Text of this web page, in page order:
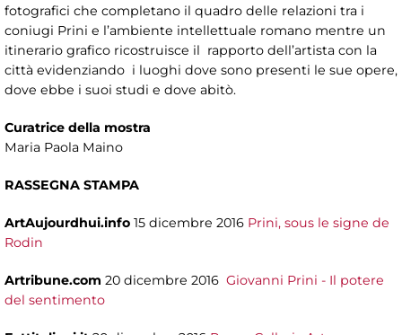
fotografici che completano il quadro delle relazioni tra i
coniugi Prini e l’ambiente intellettuale romano mentre un
itinerario grafico ricostruisce il rapporto dell’artista con la
città evidenziando i luoghi dove sono presenti le sue opere,
dove ebbe i suoi studi e dove abitò.
Curatrice della mostra
Maria Paola Maino
RASSEGNA STAMPA
ArtAujourdhui.info 15 dicembre 2016 Prini, sous le signe de
Rodin
Artribune.com 20 dicembre 2016 Giovanni Prini - Il potere
del sentimento